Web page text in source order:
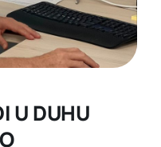
U DUHU